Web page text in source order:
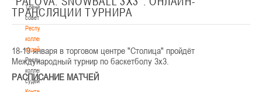
Тренерский
совет
Республиканская
коллегия
судей
Республиканская
коллегия
судей
ТРАНСЛЯЦИИ ТУРНИРА
18-19 января в торговом центре "Столица" пройдёт
Международный турнир по баскетболу 3х3.
РАСПИСАНИЕ МАТЧЕЙ